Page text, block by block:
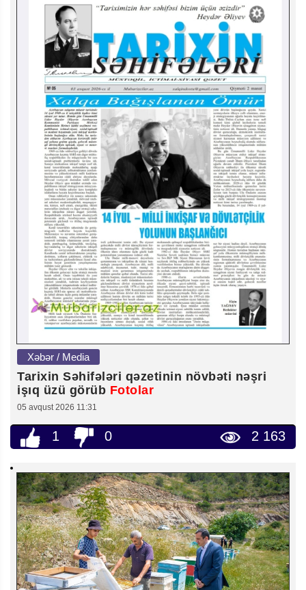
Xəbər / Media
Tarixin Səhifələri qəzetinin növbəti nəşri
işıq üzü görüb Fotolar
05 avqust 2026 11:31
1 0 2 163